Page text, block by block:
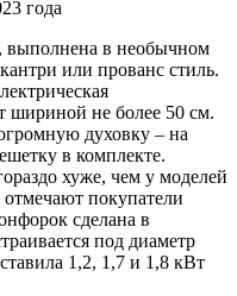
в необычном
или прованс стиль.
шириной не более 50 см.
духовку – на
в комплекте.
хуже, чем у моделей
покупатели
сделана в
под диаметр
1,2, 1,7 и 1,8 кВт